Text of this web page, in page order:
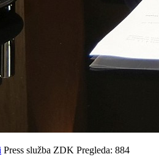
Press služba ZDK Pregleda: 884